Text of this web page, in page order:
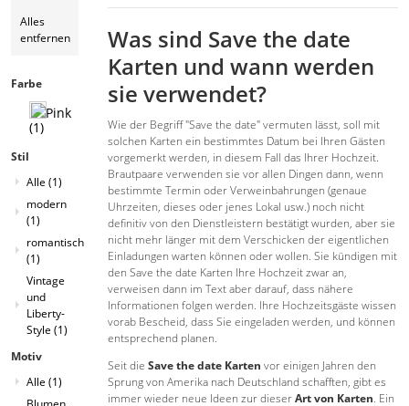
Was sind Save the date
Karten und wann werden
sie verwendet?
Wie der Begriff "Save the date" vermuten lässt, soll mit
solchen Karten ein bestimmtes Datum bei Ihren Gästen
vorgemerkt werden, in diesem Fall das Ihrer Hochzeit.
Brautpaare verwenden sie vor allen Dingen dann, wenn
bestimmte Termin oder Verweinbahrungen (genaue
Uhrzeiten, dieses oder jenes Lokal usw.) noch nicht
definitiv von den Dienstleistern bestätigt wurden, aber sie
nicht mehr länger mit dem Verschicken der eigentlichen
Einladungen warten können oder wollen. Sie kündigen mit
den Save the date Karten Ihre Hochzeit zwar an,
verweisen dann im Text aber darauf, dass nähere
Informationen folgen werden. Ihre Hochzeitsgäste wissen
vorab Bescheid, dass Sie eingeladen werden, und können
entsprechend planen.
Seit die Save the date Karten vor einigen Jahren den
Sprung von Amerika nach Deutschland schafften, gibt es
immer wieder neue Ideen zur dieserArt von Karten. Ein
Artikel
entfernen
Alles
entfernen
Farbe
(1)
Stil
Alle (1)
modern
(1)
romantisch
(1)
Vintage
und
Liberty-
Style (1)
Motiv
Alle (1)